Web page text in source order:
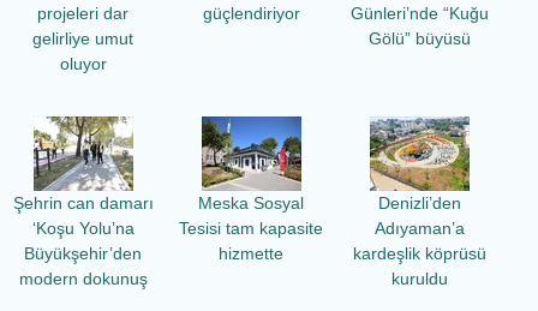
projeleri dar
gelirliye umut
oluyor
güçlendiriyor
Günleri’nde “Kuğu
Gölü” büyüsü
Şehrin can damarı
‘Koşu Yolu’na
Büyükşehir’den
modern dokunuş
Meska Sosyal
Tesisi tam kapasite
hizmette
Denizli’den
Adıyaman’a
kardeşlik köprüsü
kuruldu